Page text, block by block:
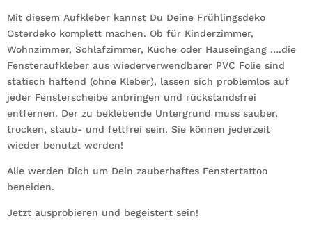
Menge
Mit diesem Aufkleber kannst Du Deine Frühlingsdeko
Osterdeko komplett machen. Ob für Kinderzimmer,
Wohnzimmer, Schlafzimmer, Küche oder Hauseingang ….die
Fensteraufkleber aus wiederverwendbarer PVC Folie sind
statisch haftend (ohne Kleber), lassen sich problemlos auf
jeder Fensterscheibe anbringen und rückstandsfrei
entfernen. Der zu beklebende Untergrund muss sauber,
trocken, staub- und fettfrei sein. Sie können jederzeit
wieder benutzt werden!
Alle werden Dich um Dein zauberhaftes Fenstertattoo
beneiden.
Jetzt ausprobieren und begeistert sein!